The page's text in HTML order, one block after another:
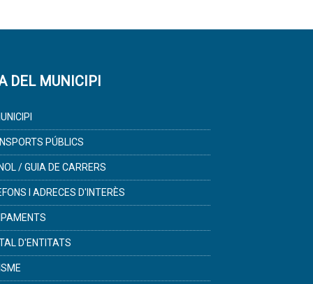
DEL MUNICIPI
PÚBLICS
/ GUIA DE CARRERS
I ADRECES D'INTERÈS
D'ENTITATS